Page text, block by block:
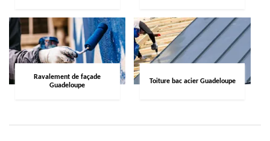
Ravalement de façade
Guadeloupe
Toiture bac acier Guadeloupe